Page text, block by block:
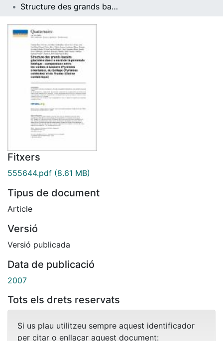
Structure des grands bassins glaciaires dans le nord de la péninsule ibérique: comparaison entre les vallées d'Andorre (Pyrénées orientales), du Gállego (Pyrénées centrales) et du Trueba (Chaîne Cantabrique).
Fitxers
555644.pdf (8.61 MB)
Tipus de document
Article
Versió
Versió publicada
Data de publicació
2007
Tots els drets reservats
Si us plau utilitzeu sempre aquest identificador
per citar o enllaçar aquest document: